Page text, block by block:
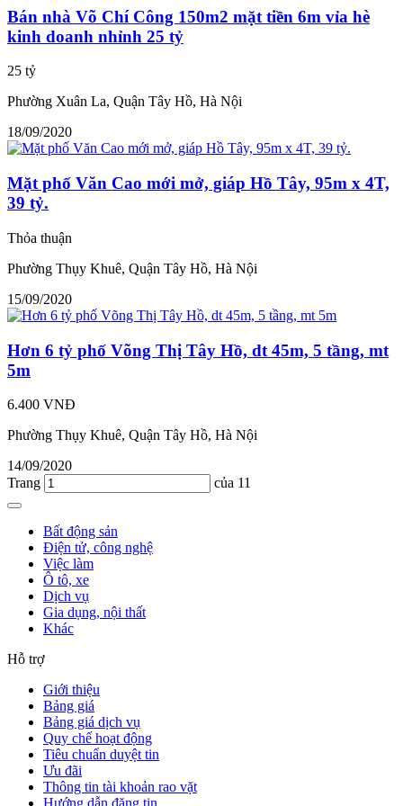
Bán nhà Võ Chí Công 150m2 mặt tiền 6m vỉa hè
kinh doanh nhỉnh 25 tỷ
25 tỷ
Phường Xuân La, Quận Tây Hồ, Hà Nội
18/09/2020
Mặt phố Văn Cao mới mở, giáp Hồ Tây, 95m x 4T,
39 tỷ.
Thỏa thuận
Phường Thụy Khuê, Quận Tây Hồ, Hà Nội
15/09/2020
Hơn 6 tỷ phố Võng Thị Tây Hồ, dt 45m, 5 tầng, mt
5m
6.400 VNĐ
Phường Thụy Khuê, Quận Tây Hồ, Hà Nội
14/09/2020
Trang
của 11
Bất động sản
Điện tử, công nghệ
Việc làm
Ô tô, xe
Dịch vụ
Gia dụng, nội thất
Khác
Hỗ trợ
Giới thiệu
Bảng giá
Bảng giá dịch vụ
Quy chế hoạt động
Tiêu chuẩn duyệt tin
Ưu đãi
Thông tin tài khoản rao vặt